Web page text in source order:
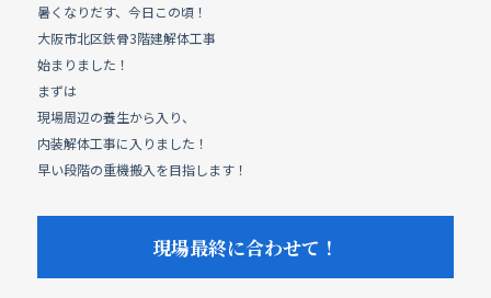
暑くなりだす、今日この頃！
大阪市北区鉄骨3階建解体工事
始まりました！
まずは
現場周辺の養生から入り、
内装解体工事に入りました！
早い段階の重機搬入を目指します！
現場最終に合わせて！